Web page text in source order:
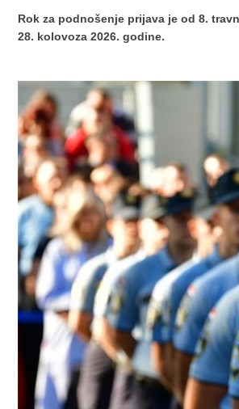
Rok za podnošenje prijava je od 8.
28. kolovoza 2026. godine.